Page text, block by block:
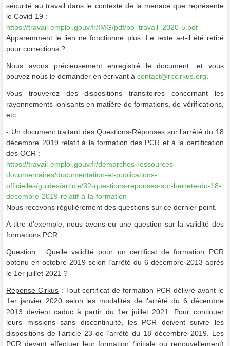
sécurité au travail dans le contexte de la menace que représente
le Covid-19 :
https://travail-emploi.gouv.fr/IMG/pdf/bo_travail_2020-5.pdf
Apparemment le lien ne fonctionne plus. Le texte a-t-il été retiré
pour corrections ?
Nous avons précieusement enregistré le document, et vous
pouvez nous le demander en écrivant àcontact@rpcirkus.org
Vous trouverez des dispositions transitoires concernant les
rayonnements ionisants en matière de formations, de vérifications,
etc…
- Un document traitant des Questions-Réponses sur l’arrêté du 18
décembre 2019 relatif à la formation des PCR et à la certification
des OCR :
https://travail-emploi.gouv.fr/demarches-ressources-
documentaires/documentation-et-publications-
officielles/guides/article/32-questions-reponses-sur-l-arrete-du-18-
decembre-2019-relatif-a-la-formation
Nous recevons régulièrement des questions sur ce dernier point.
A titre d’exemple, nous avons eu une question sur la validité des
formations PCR.
Question : Quelle validité pour un certificat de formation PCR
obtenu en octobre 2019 selon l’arrêté du 6 décembre 2013 après
le 1er juillet 2021 ?
Réponse Cirkus : Tout certificat de formation PCR délivré avant le
1er janvier 2020 selon les modalités de l’arrêté du 6 décembre
2013 devient caduc à partir du 1er juillet 2021. Pour continuer
leurs missions sans discontinuité, les PCR doivent suivre les
dispositions de l’article 23 de l’arrêté du 18 décembre 2019. Les
PCR devant effectuer leur formation (initiale ou renouvellement)